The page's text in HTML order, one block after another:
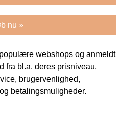
nu »
webshops og anmeldt
fra bl.a. deres prisniveau,
brugervenlighed,
betalingsmuligheder.